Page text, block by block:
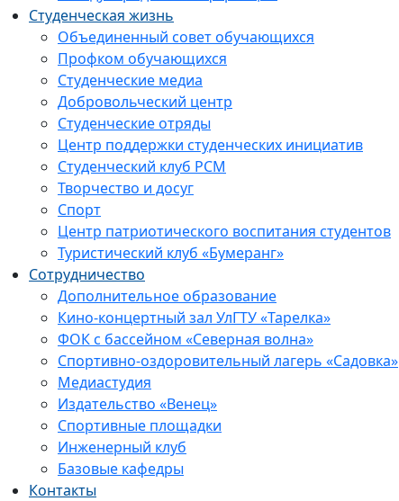
Студенческая жизнь
Объединенный совет обучающихся
Профком обучающихся
Студенческие медиа
Добровольческий центр
Студенческие отряды
Центр поддержки студенческих инициатив
Студенческий клуб РСМ
Творчество и досуг
Спорт
Центр патриотического воспитания студентов
Туристический клуб «Бумеранг»
Сотрудничество
Дополнительное образование
Кино-концертный зал УлГТУ «Тарелка»
ФОК с бассейном «Северная волна»
Спортивно-оздоровительный лагерь «Садовка»
Медиастудия
Издательство «Венец»
Спортивные площадки
Инженерный клуб
Базовые кафедры
Контакты